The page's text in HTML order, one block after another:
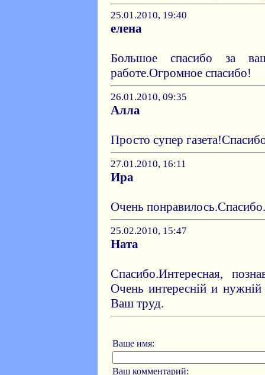
25.01.2010, 19:40
елена
Большое спасибо за
работе.Огромное спасибо!
26.01.2010, 09:35
Алла
Просто супер
27.01.2010, 16:11
Ира
Очень понравилось.Спасибо.
25.02.2010, 15:47
Ната
Спасибо.Интересная,
Очень интересній и
Ваш труд.
Ваше имя:
Ваш комментарий: